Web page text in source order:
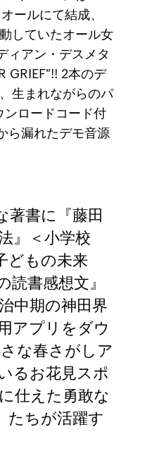
ールにて結成、
していたオール女
ィアン・デスメタ
GRIEF"!! 2本のデ
生まれながらのパ
ンロードコード付
ら漏れたデモ音源
著書に『藤田
』＜小学校
どもの未来
書感想文』
中期の神田界
アプリをダウ
な春さがしア
るお花見スポ
仕えた勇敢な
たちが活躍す